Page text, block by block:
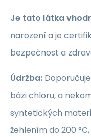
Je tato látka
narození a je
bezpečnost a
Údržba:
bázi chloru, a
syntetických
žehlením do 200